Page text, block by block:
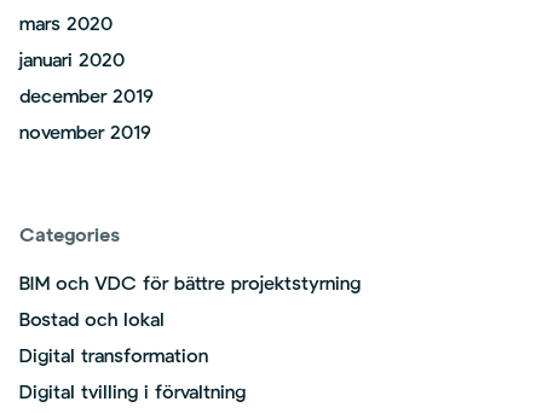
mars 2020
januari 2020
december 2019
november 2019
Categories
BIM och VDC för bättre projektstyrning
Bostad och lokal
Digital transformation
Digital tvilling i förvaltning